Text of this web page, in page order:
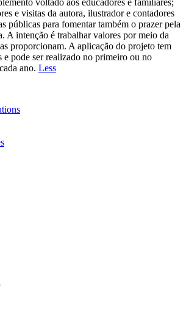
voltado aos educadores e familiares;
e visitas da autora, ilustrador e contadores
públicas para fomentar também o prazer pela
A intenção é trabalhar valores por meio da
proporcionam. A aplicação do projeto tem
e pode ser realizado no primeiro ou no
ano. Less